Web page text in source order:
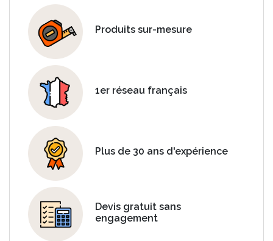
Produits sur-mesure
1er réseau français
Plus de 30 ans d'expérience
Devis gratuit sans
engagement